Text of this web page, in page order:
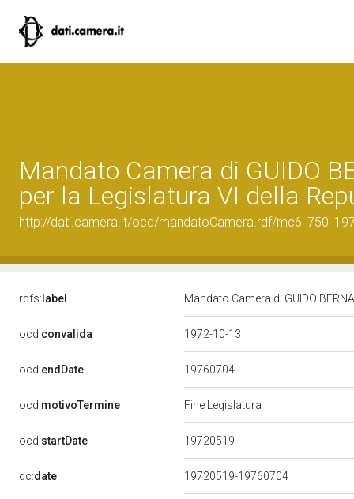
Mandato Camera di GUIDO
per la Legislatura VI della
http://dati.camera.it/ocd/mandatoCamera.rdf/
rdfs: label Mandato Camera di GUIDO
ocd:convalida 1972-10-13
ocd:endDate 19760704
ocd:motivoTermine Fine Legislatura
ocd:startDate 19720519
dc:date 19720519-19760704